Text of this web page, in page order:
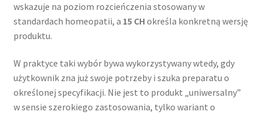
wskazuje na poziom rozcieńczenia stosowany w
standardach homeopatii, a 15 CH określa konkretną wersję
produktu.
W praktyce taki wybór bywa wykorzystywany wtedy, gdy
użytkownik zna już swoje potrzeby i szuka preparatu o
określonej specyfikacji. Nie jest to produkt „uniwersalny”
w sensie szerokiego zastosowania, tylko wariant o